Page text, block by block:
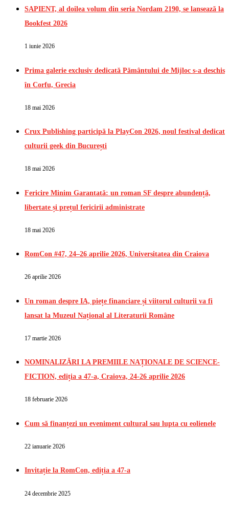
SAPIENT, al doilea volum din seria Nordam 2190, se lansează la
Bookfest 2026
1 iunie 2026
Prima galerie exclusiv dedicată Pământului de Mijloc s-a deschis
în Corfu, Grecia
18 mai 2026
Crux Publishing participă la PlayCon 2026, noul festival dedicat
culturii geek din București
18 mai 2026
Fericire Minim Garantată: un roman SF despre abundență,
libertate și prețul fericirii administrate
18 mai 2026
RomCon #47, 24–26 aprilie 2026, Universitatea din Craiova
26 aprilie 2026
Un roman despre IA, piețe financiare și viitorul culturii va fi
lansat la Muzeul Național al Literaturii Române
17 martie 2026
NOMINALIZĂRI LA PREMIILE NAȚIONALE DE SCIENCE-
FICTION, ediția a 47-a, Craiova, 24-26 aprilie 2026
18 februarie 2026
Cum să finanțezi un eveniment cultural sau lupta cu eolienele
22 ianuarie 2026
Invitație la RomCon, ediția a 47-a
24 decembrie 2025